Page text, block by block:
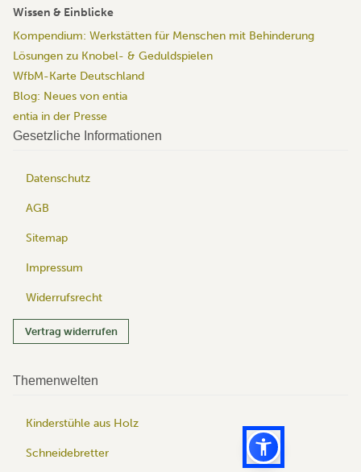
Wissen & Einblicke
Kompendium: Werkstätten für Menschen mit Behinderung
Lösungen zu Knobel- & Geduldspielen
WfbM-Karte Deutschland
Blog: Neues von entia
entia in der Presse
Gesetzliche Informationen
Datenschutz
AGB
Sitemap
Impressum
Widerrufsrecht
Vertrag widerrufen
Themenwelten
Kinderstühle aus Holz
Schneidebretter